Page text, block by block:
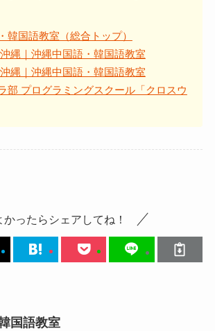
韓国語教室（総合トップ）
縄｜沖縄中国語・韓国語教室
縄｜沖縄中国語・韓国語教室
部 プログラミングスクール「クロスウ
かったらシェアしてね！
国語教室